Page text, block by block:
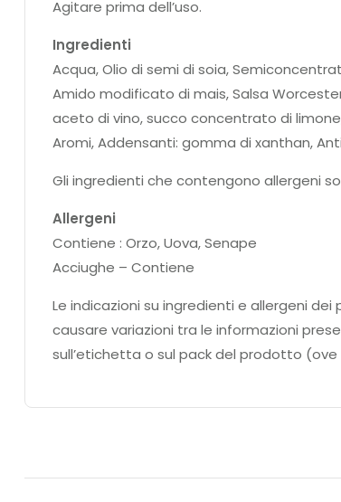
Agitare prima dell’uso.
Ingredienti
Acqua, Olio di semi di soia,
Amido modificato di mais, Salsa
aceto di vino, succo concentrato di
Aromi, Addensanti: gomma di xanthan,
Gli ingredienti che contengono allergeni
Allergeni
Contiene : Orzo, Uova, Senape
Acciughe – Contiene
Le indicazioni su ingredienti e allergeni
causare variazioni tra le informazioni
sull’etichetta o sul pack del prodotto